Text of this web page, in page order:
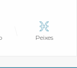
Peixes